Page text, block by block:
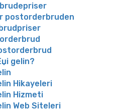
postorderbruden
gelin?
Hikayeleri
Hizmeti
Web Siteleri